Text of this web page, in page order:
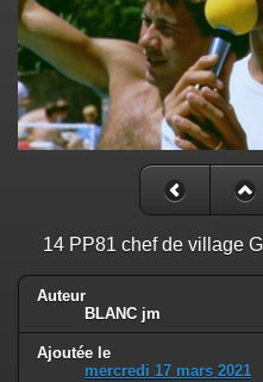
14 PP81 chef de village
Auteur
BLANC jm
Ajoutée le
mercredi 17 mars 2021